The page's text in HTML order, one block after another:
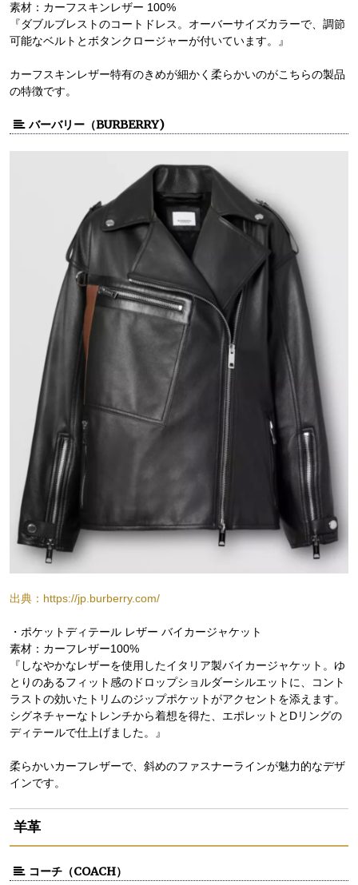
素材：カーフスキンレザー 100%
『ダブルブレストのコートドレス。オーバーサイズカラーで、調節
可能なベルトとボタンクロージャーが付いています。』
カーフスキンレザー特有のきめが細かく柔らかいのがこちらの製品
の特徴です。
バーバリー（BURBERRY)
出典：https://jp.burberry.com/
・ポケットディテール レザー バイカージャケット
素材：カーフレザー100%
『しなやかなレザーを使用したイタリア製バイカージャケット。ゆ
とりのあるフィット感のドロップショルダーシルエットに、コント
ラストの効いたトリムのジップポケットがアクセントを添えます。
シグネチャーなトレンチから着想を得た、エポレットとDリングの
ディテールで仕上げました。』
柔らかいカーフレザーで、斜めのファスナーラインが魅力的なデザ
インです。
羊革
コーチ（COACH）